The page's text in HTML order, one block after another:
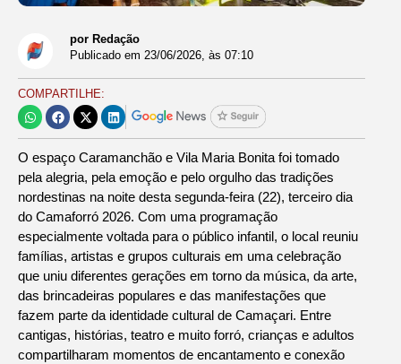
por Redação
Publicado em 23/06/2026, às 07:10
COMPARTILHE:
O espaço Caramanchão e Vila Maria Bonita foi tomado
pela alegria, pela emoção e pelo orgulho das tradições
nordestinas na noite desta segunda-feira (22), terceiro dia
do Camaforró 2026. Com uma programação
especialmente voltada para o público infantil, o local reuniu
famílias, artistas e grupos culturais em uma celebração
que uniu diferentes gerações em torno da música, da arte,
das brincadeiras populares e das manifestações que
fazem parte da identidade cultural de Camaçari. Entre
cantigas, histórias, teatro e muito forró, crianças e adultos
compartilharam momentos de encantamento e conexão